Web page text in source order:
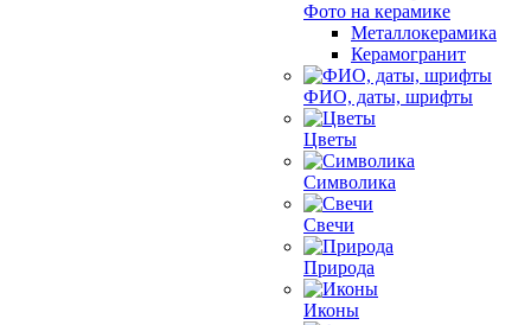
Фото на керамике
Металлокерамика
Керамогранит
ФИО, даты, шрифты
Цветы
Символика
Свечи
Природа
Иконы